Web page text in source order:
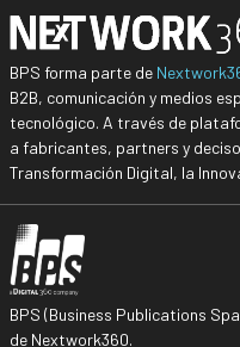
BPS forma parte de
B2B, comunicación y medios
tecnológico. A través de
a fabricantes, partners y
Transformación Digital, la
BPS (Business Publications
de Nextwork360.